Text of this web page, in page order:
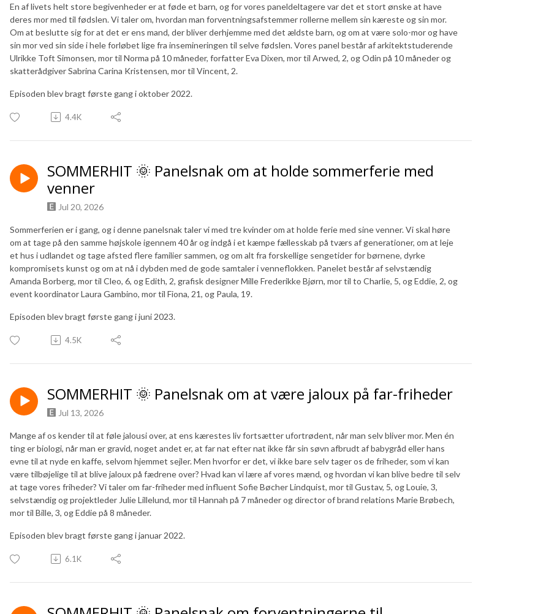
En af livets helt store begivenheder er at føde et barn, og for vores paneldeltagere var det et stort ønske at have
deres mor med til fødslen. Vi taler om, hvordan man forventningsafstemmer rollerne mellem sin kæreste og sin mor.
Om at beslutte sig for at det er ens mand, der bliver derhjemme med det ældste barn, og om at være solo-mor og have
sin mor ved sin side i hele forløbet lige fra insemineringen til selve fødslen. Vores panel består af arkitektstuderende
Ulrikke Toft Simonsen, mor til Norma på 10 måneder, forfatter Eva Dixen, mor til Arwed, 2, og Odin på 10 måneder og
skatterådgiver Sabrina Carina Kristensen, mor til Vincent, 2.
Episoden blev bragt første gang i oktober 2022.
4.4K
SOMMERHIT 🌞 Panelsnak om at holde sommerferie med
venner
Jul 20, 2026
Sommerferien er i gang, og i denne panelsnak taler vi med tre kvinder om at holde ferie med sine venner. Vi skal høre
om at tage på den samme højskole igennem 40 år og indgå i et kæmpe fællesskab på tværs af generationer, om at leje
et hus i udlandet og tage afsted flere familier sammen, og om alt fra forskellige sengetider for børnene, dyrke
kompromisets kunst og om at nå i dybden med de gode samtaler i venneflokken. Panelet består af selvstændig
Amanda Borberg, mor til Cleo, 6, og Edith, 2, grafisk designer Mille Frederikke Bjørn, mor til to Charlie, 5, og Eddie, 2, og
event koordinator Laura Gambino, mor til Fiona, 21, og Paula, 19.
Episoden blev bragt første gang i juni 2023.
4.5K
SOMMERHIT 🌞 Panelsnak om at være jaloux på far-friheder
Jul 13, 2026
Mange af os kender til at føle jalousi over, at ens kærestes liv fortsætter ufortrødent, når man selv bliver mor. Men én
ting er biologi, når man er gravid, noget andet er, at far nat efter nat ikke får sin søvn afbrudt af babygråd eller hans
evne til at nyde en kaffe, selvom hjemmet sejler. Men hvorfor er det, vi ikke bare selv tager os de friheder, som vi kan
være tilbøjelige til at blive jaloux på fædrene over? Hvad kan vi lære af vores mænd, og hvordan vi kan blive bedre til selv
at tage vores friheder? Vi taler om far-friheder med influent Sofie Bøcher Lindquist, mor til Gustav, 5, og Louie, 3,
selvstændig og projektleder Julie Lillelund, mor til Hannah på 7 måneder og director of brand relations Marie Brøbech,
mor til Bille, 3, og Eddie på 8 måneder.
Episoden blev bragt første gang i januar 2022.
6.1K